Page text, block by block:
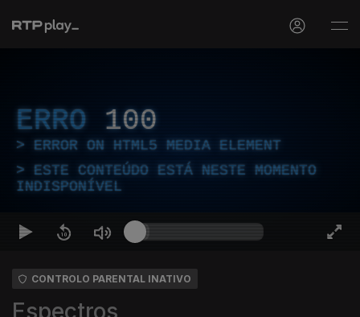
ERRO 100
ERROR ON HTML5 MEDIA ELEMENT
ESTE CONTEÚDO ESTÁ NESTE MOMENTO
INDISPONÍVEL
CONTROLO PARENTAL INATIVO
Espectros